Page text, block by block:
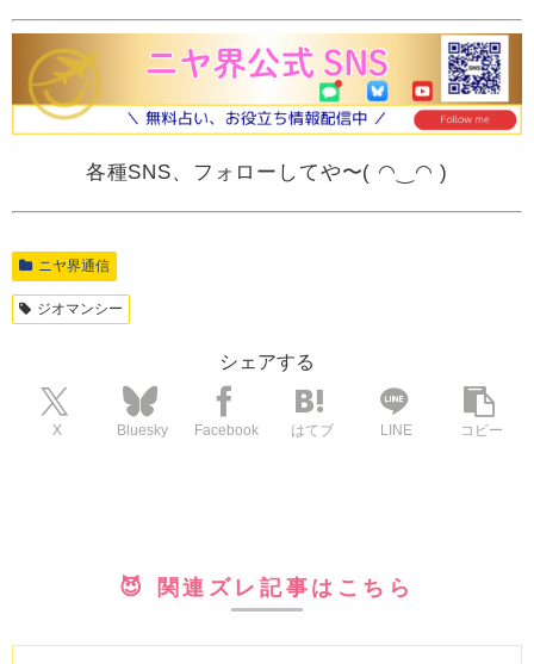
各種SNS、フォローしてや〜( ◠‿◠ )
ニヤ界通信
ジオマンシー
シェアする
X Bluesky Facebook はてブ LINE コピー
😈 関連ズレ記事はこちら